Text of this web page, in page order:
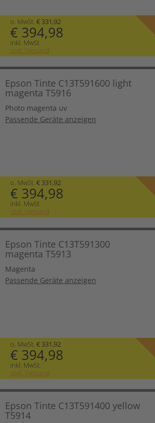
o. MwSt. € 331,92
€ 394,98
inkl. MwSt.
zzgl. Versand
Epson Tinte C13T591600 light
magenta T5916
Photo magenta uv
Passende Geräte anzeigen
o. MwSt. € 331,92
€ 394,98
inkl. MwSt.
zzgl. Versand
Epson Tinte C13T591300
magenta T5913
Magenta
Passende Geräte anzeigen
o. MwSt. € 331,92
€ 394,98
inkl. MwSt.
zzgl. Versand
Epson Tinte C13T591400 yellow
T5914